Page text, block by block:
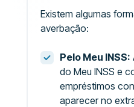
Existem algumas
averbação:
Pelo Meu INSS:
do Meu INSS e
empréstimos
aparecer no